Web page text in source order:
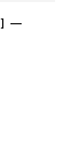
］―